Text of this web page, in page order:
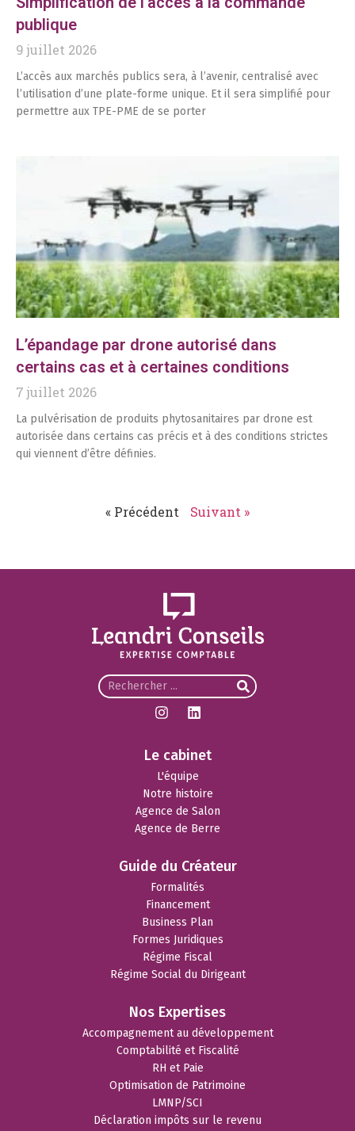
publique
9 juillet 2026
L’accès aux marchés publics sera, à l’avenir, centralisé avec
l’utilisation d’une plate-forme unique. Et il sera simplifié pour
permettre aux TPE-PME de se porter
L’épandage par drone autorisé dans
certains cas et à certaines conditions
7 juillet 2026
La pulvérisation de produits phytosanitaires par drone est
autorisée dans certains cas précis et à des conditions strictes
qui viennent d’être définies.
« Précédent Suivant »
Le cabinet
L'équipe
Notre histoire
Agence de Salon
Agence de Berre
Guide du Créateur
Formalités
Financement
Business Plan
Formes Juridiques
Régime Fiscal
Régime Social du Dirigeant
Nos Expertises
Accompagnement au développement
Comptabilité et Fiscalité
RH et Paie
Optimisation de Patrimoine
LMNP/SCI
Déclaration impôts sur le revenu